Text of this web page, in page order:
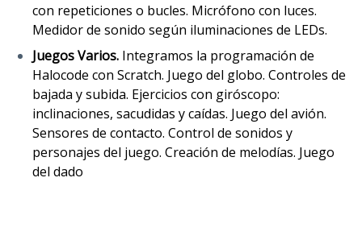
con repeticiones o bucles. Micrófono con luces.
Medidor de sonido según iluminaciones de LEDs.
Juegos Varios. Integramos la programación de
Halocode con Scratch. Juego del globo. Controles de
bajada y subida. Ejercicios con giróscopo:
inclinaciones, sacudidas y caídas. Juego del avión.
Sensores de contacto. Control de sonidos y
personajes del juego. Creación de melodías. Juego
del dado